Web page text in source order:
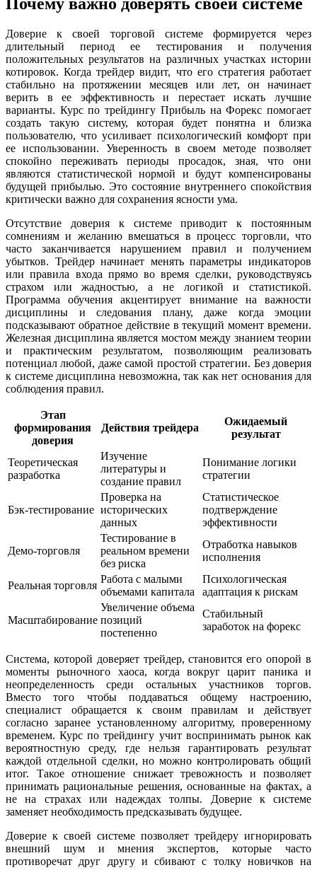
Доверие к своей торговой системе формируется через
длительный период ее тестирования и получения
положительных результатов на различных участках истории
котировок. Когда трейдер видит, что его стратегия работает
стабильно на протяжении месяцев или лет, он начинает
верить в ее эффективность и перестает искать лучшие
варианты. Курс по трейдингу Прибыль на Форекс помогает
создать такую систему, которая будет понятна и близка
пользователю, что усиливает психологический комфорт при
ее использовании. Уверенность в своем методе позволяет
спокойно переживать периоды просадок, зная, что они
являются статистической нормой и будут компенсированы
будущей прибылью. Это состояние внутреннего спокойствия
критически важно для сохранения ясности ума.
Отсутствие доверия к системе приводит к постоянным
сомнениям и желанию вмешаться в процесс торговли, что
часто заканчивается нарушением правил и получением
убытков. Трейдер начинает менять параметры индикаторов
или правила входа прямо во время сделки, руководствуясь
страхом или жадностью, а не логикой и статистикой.
Программа обучения акцентирует внимание на важности
дисциплины и следования плану, даже когда эмоции
подсказывают обратное действие в текущий момент времени.
Железная дисциплина является мостом между знанием теории
и практическим результатом, позволяющим реализовать
потенциал любой, даже самой простой стратегии. Без доверия
к системе дисциплина невозможна, так как нет основания для
соблюдения правил.
Этап
формирования
доверия
Действия трейдера
Ожидаемый
результат
Теоретическая
разработка
Изучение
литературы и
создание правил
Понимание логики
стратегии
Бэк-тестирование
Проверка на
исторических
данных
Статистическое
подтверждение
эффективности
Демо-торговля
Тестирование в
реальном времени
без риска
Отработка навыков
исполнения
Реальная торговля
Работа с малыми
объемами капитала
Психологическая
адаптация к рискам
Масштабирование
Увеличение объема
позиций
постепенно
Стабильный
заработок на форекс
Система, которой доверяет трейдер, становится его опорой в
моменты рыночного хаоса, когда вокруг царит паника и
неопределенность среди остальных участников торгов.
Вместо того чтобы поддаваться общему настроению,
специалист обращается к своим правилам и действует
согласно заранее установленному алгоритму, проверенному
временем. Курс по трейдингу учит воспринимать рынок как
вероятностную среду, где нельзя гарантировать результат
каждой отдельной сделки, но можно контролировать общий
итог. Такое отношение снижает тревожность и позволяет
принимать рациональные решения, основанные на фактах, а
не на страхах или надеждах толпы. Доверие к системе
заменяет необходимость предсказывать будущее.
Доверие к своей системе позволяет трейдеру игнорировать
внешний шум и мнения экспертов, которые часто
противоречат друг другу и сбивают с толку новичков на